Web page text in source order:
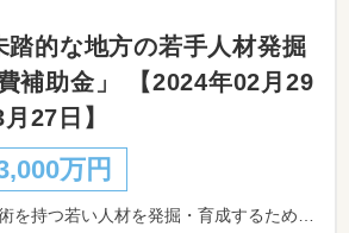
踏的な地方の若手人材発掘
補助金」 【2024年02月29
27日】
万円